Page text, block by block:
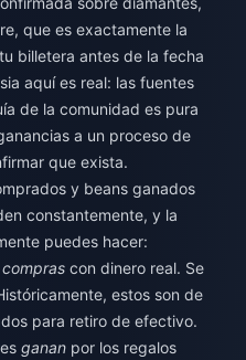
que es exactamente la
billetera antes de la fecha
aquí es real: las fuentes
de la comunidad es pura
a un proceso de
que exista.
y beans ganados
constantemente, y la
puedes hacer:
compras con dinero real. Se
estos son de
para retiro de efectivo.
ganan por los regalos